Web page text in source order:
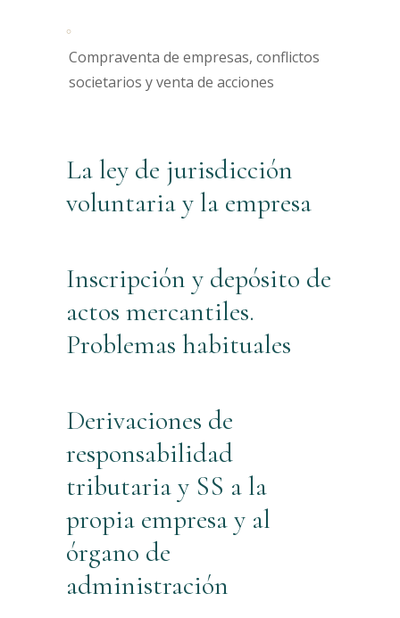
Compraventa de empresas, conflictos
societarios y venta de acciones
La ley de jurisdicción
voluntaria y la empresa
Inscripción y depósito de
actos mercantiles.
Problemas habituales
Derivaciones de
responsabilidad
tributaria y SS a la
propia empresa y al
órgano de
administración